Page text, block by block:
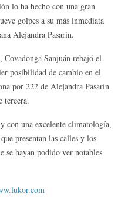
lo ha hecho con una gran
golpes a su más inmediata
Alejandra Pasarín.
Sanjuán rebajó el
posibilidad de cambio en el
por 222 de Alejandra Pasarín
tercera.
con una excelente climatología,
presentan las calles y los
se hayan podido ver notables